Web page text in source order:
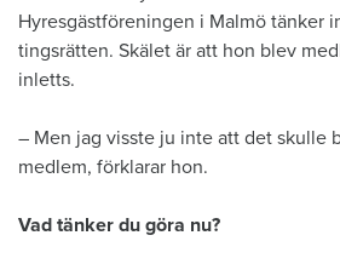
Hyresgästföreningen i Malmö tänker
tingsrätten. Skälet är att hon blev
inletts.
– Men jag visste ju inte att det skulle
medlem, förklarar hon.
Vad tänker du göra nu?